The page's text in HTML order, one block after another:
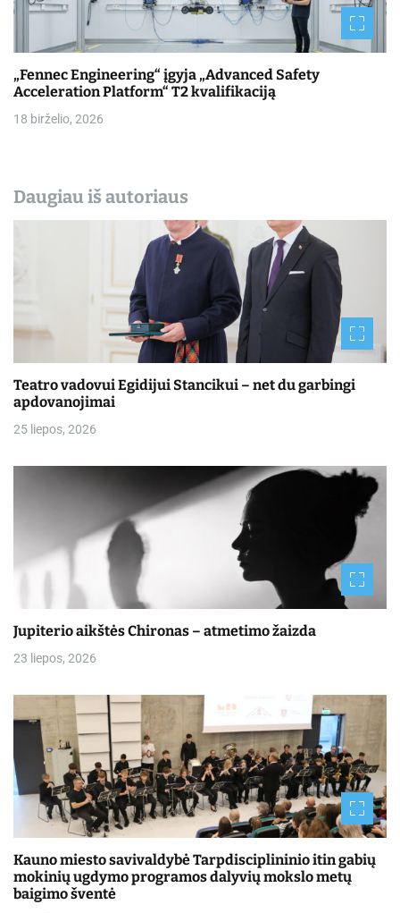
„Fennec Engineering“ įgyja „Advanced Safety
Acceleration Platform“ T2 kvalifikaciją
18 birželio, 2026
Daugiau iš autoriaus
Teatro vadovui Egidijui Stancikui – net du garbingi
apdovanojimai
25 liepos, 2026
Jupiterio aikštės Chironas – atmetimo žaizda
23 liepos, 2026
Kauno miesto savivaldybė Tarpdisciplininio itin gabių
mokinių ugdymo programos dalyvių mokslo metų
baigimo šventė